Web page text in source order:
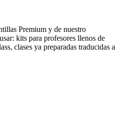
Premium y de nuestro
kits para profesores llenos de
clases ya preparadas traducidas a